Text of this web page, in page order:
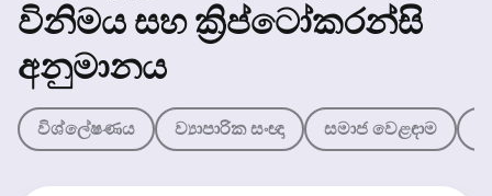
විනිමය සහ ක්‍රිප්ටෝකරන්සි
අනුමානය
විශ්ලේෂණය ව්‍යාපාරික සංඥා සමාජ වෙළඳාම